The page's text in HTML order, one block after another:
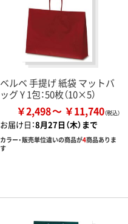
ベルベ 手提げ 紙袋 マットバ
ッグ Y 1包：50枚（10×5）
￥2,498 ￥11,740
お届け日：8月27日（木）まで
カラー・販売単位違いの商品が4商品ありま
す